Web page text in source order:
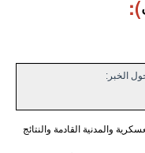
):
الخبر:
والمدنية القادمة والنتائج